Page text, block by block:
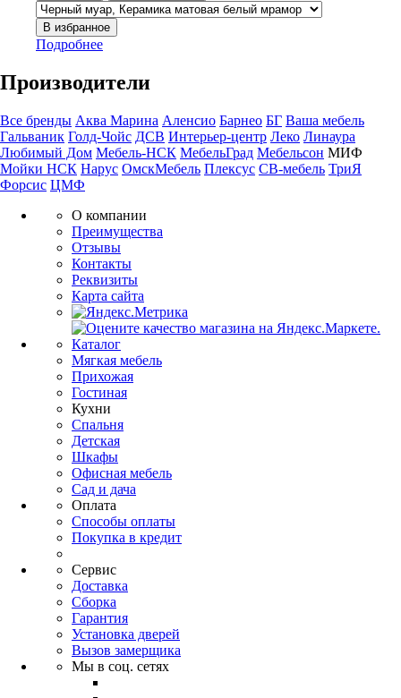
Подробнее
Производители
Все бренды Аква Марина Аленсио Барнео БГ Ваша мебель
Гальваник Голд-Чойс ДСВ Интерьер-центр Леко Линаура
Любимый Дом Мебель-НСК МебельГрад Мебельсон МИФ
Мойки НСК Нарус ОмскМебель Плексус СВ-мебель ТриЯ
Форсис ЦМФ
О компании
Преимущества
Отзывы
Контакты
Реквизиты
Карта сайта
Каталог
Мягкая мебель
Прихожая
Гостиная
Кухни
Спальня
Детская
Шкафы
Офисная мебель
Сад и дача
Оплата
Способы оплаты
Покупка в кредит
Сервис
Доставка
Сборка
Гарантия
Установка дверей
Вызов замерщика
Мы в соц. сетях